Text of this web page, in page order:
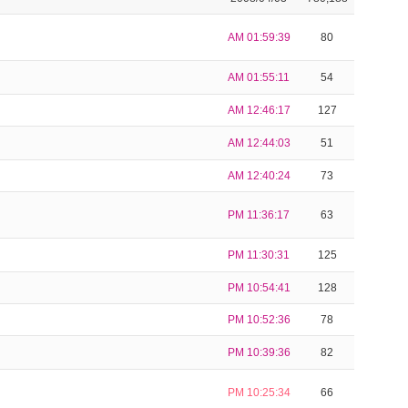
AM 01:59:39 80
AM 01:55:11 54
AM 12:46:17 127
AM 12:44:03 51
AM 12:40:24 73
PM 11:36:17 63
PM 11:30:31 125
PM 10:54:41 128
PM 10:52:36 78
PM 10:39:36 82
PM 10:25:34 66